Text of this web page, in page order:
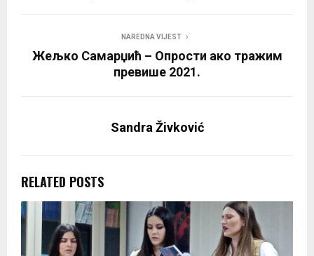
NAREDNA VIJEST
Жељко Самарџић – Опрости ако тражим
превише 2021.
Sandra Živković
RELATED POSTS